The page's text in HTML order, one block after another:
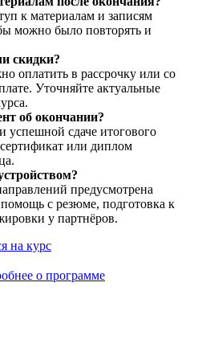
к материалам и записям
можно было повторять и
скидки?
оплатить в рассрочку или со
Уточняйте актуальные
об окончании?
успешной сдаче итогового
или диплом
предусмотрена
с резюме, подготовка к
у партнёров.
на курс
о программе